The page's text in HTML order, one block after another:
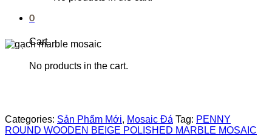
0
Cart
No products in the cart.
Categories: Sản Phẩm Mới, Mosaic Đá Tag: PENNY
ROUND WOODEN BEIGE POLISHED MARBLE MOSAIC